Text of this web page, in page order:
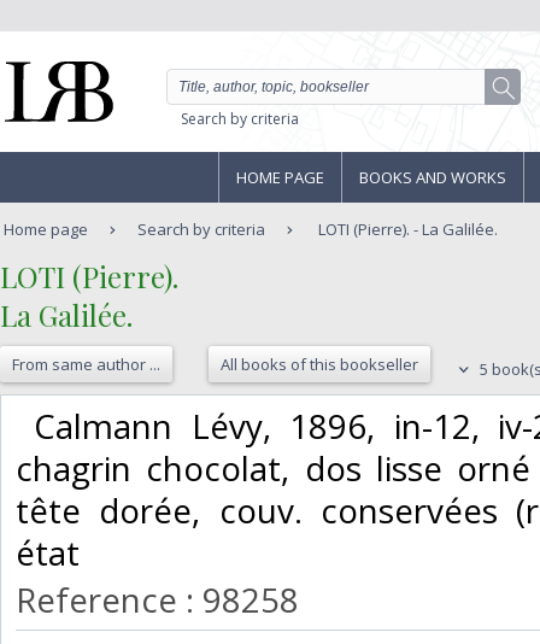
Search by criteria
HOME PAGE BOOKS AND WORKS
Home page Search by criteria LOTI (Pierre). - La Galilée.
‎LOTI (Pierre).‎
‎La Galilée.‎
From same author ... All books of this bookseller 5
Calmann Lévy, 1896, in-12,
chagrin chocolat, dos lisse
tête dorée, couv. conservées
état‎
Reference : 98258